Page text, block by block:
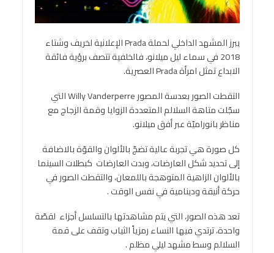
يبرز المشهد الداخلي لحملة Prada الإعلانية لخريف وشتاء
2018 في سماء ليل ميلانو، فالخلفية تتصف برؤية فائقة
الابداع تمثل امرأة Prada العصرية.
التقطت الصور بعدسة المصور Willy Vanderperre التي
سجّلت متاهة السلالم المتعددة الزوايا وقمة الزجاج مع
مناظر بانوراميّة عبر أفق ميلانو.
كل صورة هي تجربة عالية تضجّ بالألوان والقوّة بالاضافة
إلى تحديد شكل العارضات، وبدت العارضات كبطلات السينما
بالألوان الزاهية المتوهجة باللمعان، والتقطت الصور في
حركة أنيقة ودينامية في نفس الوقت .
تعد هذه الصور، التي يتم مشاهدتها بالتسلسل أجزاء لقصّة
واحدة، ترتدي فيها النساء رمزياً الثياب وتقف على قمة
السلالم وسط مشهد ليلي مظلم .